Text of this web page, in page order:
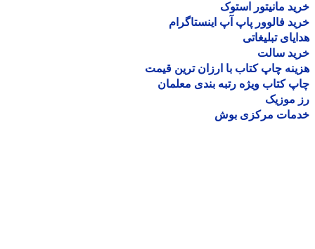
مانیتور استوک
فالوور پاپ آپ اینستاگرام
تبلیغاتی
سالت
چاپ کتاب با ارزان ترین قیمت
کتاب ویژه رتبه بندی معلمان
موزیک
مرکزی بوش